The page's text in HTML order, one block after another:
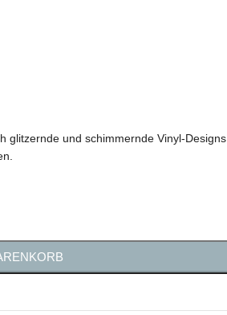
glitzernde und schimmernde Vinyl-Designs